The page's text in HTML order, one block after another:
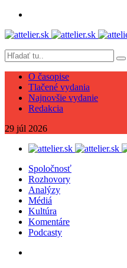
O časopise
Tlačené vydania
Najnovšie vydanie
Redakcia
29 júl 2026
Spoločnosť
Rozhovory
Analýzy
Médiá
Kultúra
Komentáre
Podcasty